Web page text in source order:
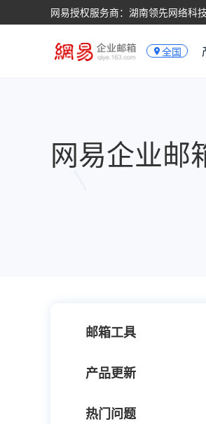
网易授权服务商：湖南领先网络科
全国
网易企业邮
邮箱工具
产品更新
热门问题